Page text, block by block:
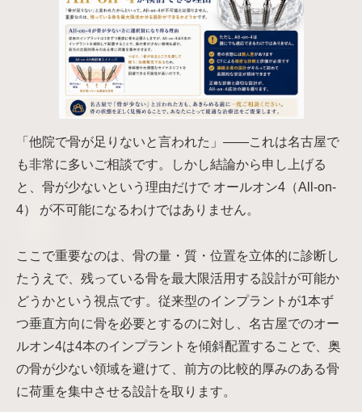
「他院で骨が足りないと言われた」——これは名古屋で
も非常に多いご相談です。しかし結論から申し上げる
と、骨が少ないという理由だけで オールオン4（All-on-
4） が不可能になるわけではありません。
ここで重要なのは、骨の量・質・位置を立体的に診断し
たうえで、残っている骨を最大限活用する設計が可能か
どうかという視点です。従来型のインプラントが1本ず
つ垂直方向に骨を必要とするのに対し、名古屋でのオー
ルオン4は4本のインプラントを傾斜配置することで、奥
の骨が少ない領域を避けて、前方の比較的厚みのある骨
に荷重を集中させる設計を取ります。